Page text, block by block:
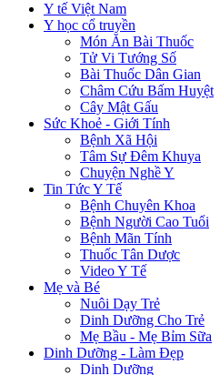
Y tế Việt Nam
Y học cổ truyền
Món Ăn Bài Thuốc
Tử Vi Tướng Số
Bài Thuốc Dân Gian
Châm Cứu Bấm Huyệt
Cây Mật Gấu
Sức Khoẻ - Giới Tính
Bệnh Xã Hội
Tâm Sự Đêm Khuya
Chuyện Nghề Y
Tin Tức Y Tế
Bệnh Chuyên Khoa
Bệnh Người Cao Tuổi
Bệnh Mãn Tính
Thuốc Tân Dược
Video Y Tế
Mẹ và Bé
Nuôi Dạy Trẻ
Dinh Dưỡng Cho Trẻ
Mẹ Bầu - Mẹ Bỉm Sữa
Dinh Dưỡng - Làm Đẹp
Dinh Dưỡng